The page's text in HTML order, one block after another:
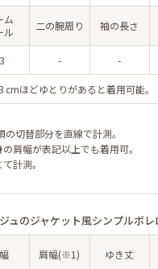
ム
ル
二の腕周り 袖の長さ
- -
cmほどゆとりがあると着用可能。
切替部分を直線で計測。
肩幅が表記以上でも着用可。
計測。
ュのジャケット風シンプルボレ
肩幅(※1) ゆき丈